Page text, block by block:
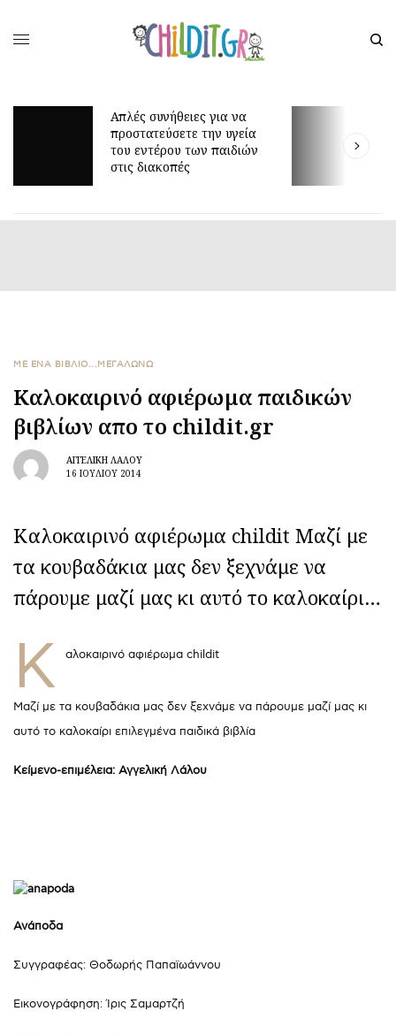
συνήθειες για να
την υγεία
εντέρου των παιδιών
είναι τόσο δύσκολη
ΜΕ ΈΝΑ ΒΙΒΛΊΟ...ΜΕΓΑΛΏΝΩ
Kαλοκαιρινό αφιέρωμα παιδικών
βιβλίων απο το childit.gr
ΑΓΓΕΛΙΚΉ ΛΆΛΟΥ
16 ΙΟΥΛΊΟΥ 2014
Καλοκαιρινό αφιέρωμα childit Μαζί με
τα κουβαδάκια μας δεν ξεχνάμε να
πάρουμε μαζί μας κι αυτό το καλοκαίρι…
Κ αλοκαιρινό αφιέρωμα childit
Μαζί με τα κουβαδάκια μας δεν ξεχνάμε να πάρουμε μαζί μας κι
αυτό το καλοκαίρι επιλεγμένα παιδικά βιβλία
Κείμενο-επιμέλεια: Αγγελική Λάλου
Ανάποδα
Συγγραφέας: Θοδωρής Παπαϊωάννου
Εικονογράφηση: Ίρις Σαμαρτζή